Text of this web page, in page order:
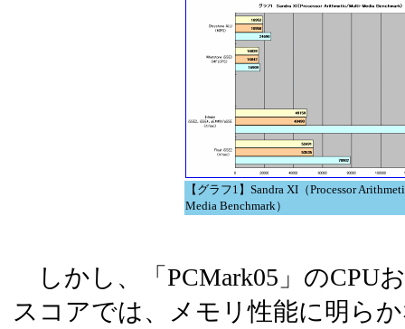
【グラフ1】Sandra XI（Processor
Media Benchmark）
しかし、「PCMark05」のCPU
スコアでは、メモリ性能に明ら